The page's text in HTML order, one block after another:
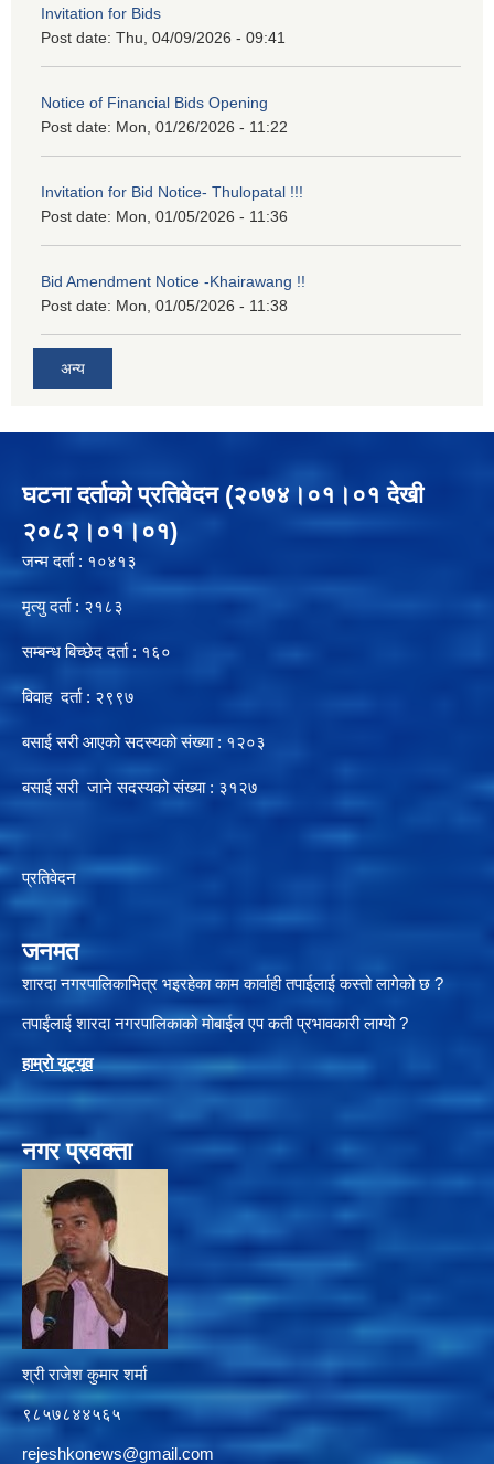
Invitation for Bids
Post date: Thu, 04/09/2026 - 09:41
Notice of Financial Bids Opening
Post date: Mon, 01/26/2026 - 11:22
Invitation for Bid Notice- Thulopatal !!!
Post date: Mon, 01/05/2026 - 11:36
Bid Amendment Notice -Khairawang !!
Post date: Mon, 01/05/2026 - 11:38
अन्य
घटना दर्ताको प्रतिवेदन (२०७४।०१।०१ देखी
२०८२।०१।०१)
जन्म दर्ता : १०४१३
मृत्यु दर्ता : २१८३
सम्बन्ध बिच्छेद दर्ता : १६०
विवाह दर्ता : २९९७
बसाई सरी आएको सदस्यको संख्या : १२०३
बसाई सरी जाने सदस्यको संख्या : ३१२७
प्रतिवेदन
जनमत
शारदा नगरपालिकाभित्र भइरहेका काम कार्वाही तपाईलाई कस्तो लागेको छ ?
तपाईंलाई शारदा नगरपालिकाको मोबाईल एप कती प्रभावकारी लाग्यो ?
हाम्रो यूट्यूव
नगर प्रवक्ता
श्री राजेश कुमार शर्मा
९८५७८४४५६५
rejeshkonews@gmail.com